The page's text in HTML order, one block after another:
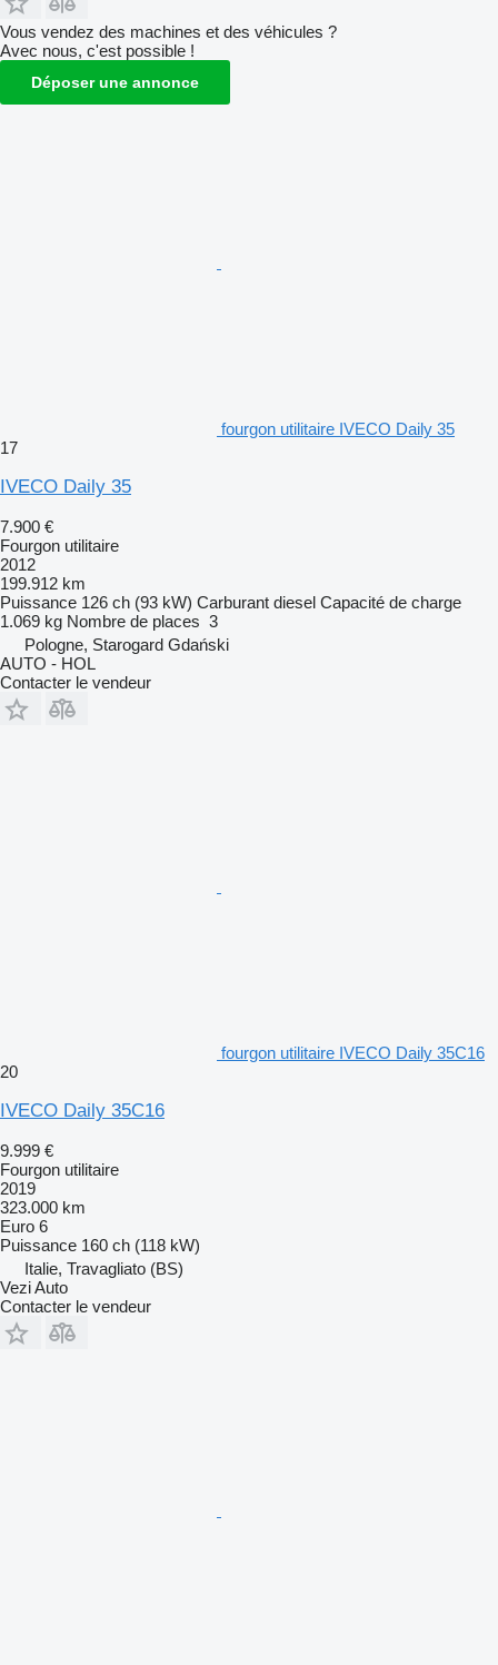
Vous vendez des machines et des véhicules ?
Avec nous, c'est possible !
Déposer une annonce
fourgon utilitaire IVECO Daily 35
17
IVECO Daily 35
7.900 €
Fourgon utilitaire
2012
199.912 km
Puissance 126 ch (93 kW) Carburant diesel Capacité de charge
1.069 kg Nombre de places 3
Pologne, Starogard Gdański
AUTO - HOL
Contacter le vendeur
fourgon utilitaire IVECO Daily 35C16
20
IVECO Daily 35C16
9.999 €
Fourgon utilitaire
2019
323.000 km
Euro 6
Puissance 160 ch (118 kW)
Italie, Travagliato (BS)
Vezi Auto
Contacter le vendeur